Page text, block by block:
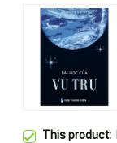
This product: